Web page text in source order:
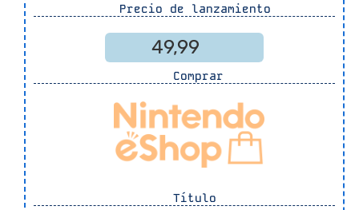
Precio de lanzamiento
49,99
Comprar
Título